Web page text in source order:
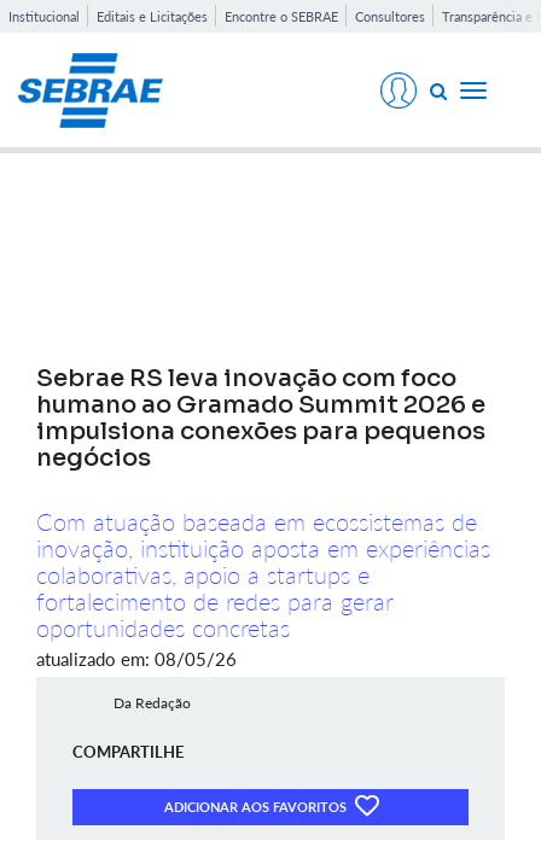
Institucional Editais e Licitações Encontre o SEBRAE Consultores Transparência e
Toggle
Sebrae RS leva inovação com foco
humano ao Gramado Summit 2026 e
impulsiona conexões para pequenos
negócios
Com atuação baseada em ecossistemas de
inovação, instituição aposta em experiências
colaborativas, apoio a startups e
fortalecimento de redes para gerar
oportunidades concretas
atualizado em: 08/05/26
Da Redação
COMPARTILHE
ADICIONAR AOS FAVORITOS